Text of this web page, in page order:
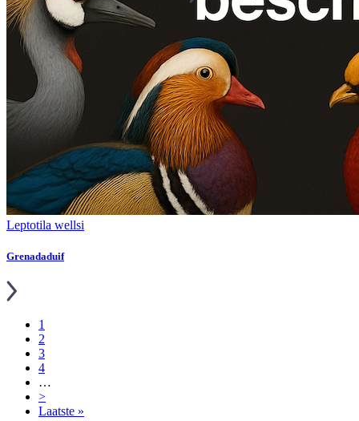
Leptotila wellsi
Grenadaduif
Paginering
Pagina
1
Pagina
2
Pagina
3
Pagina
4
…
Volgende
pagina
>
Laatste
Laatste »